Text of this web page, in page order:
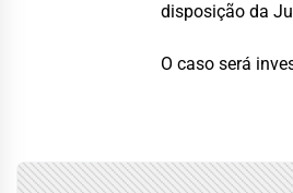
disposição da
O caso será